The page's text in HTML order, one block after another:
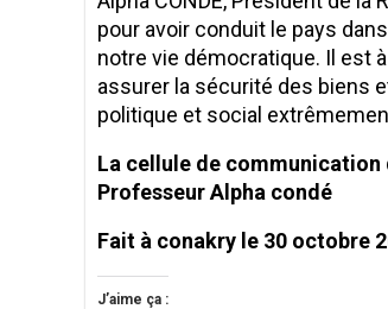
pour avoir conduit le pays
notre vie démocratique. Il est
assurer la sécurité des biens
politique et social
La cellule de communication
Professeur Alpha condé
Fait à conakry le 30 octobre
J’aime ça :